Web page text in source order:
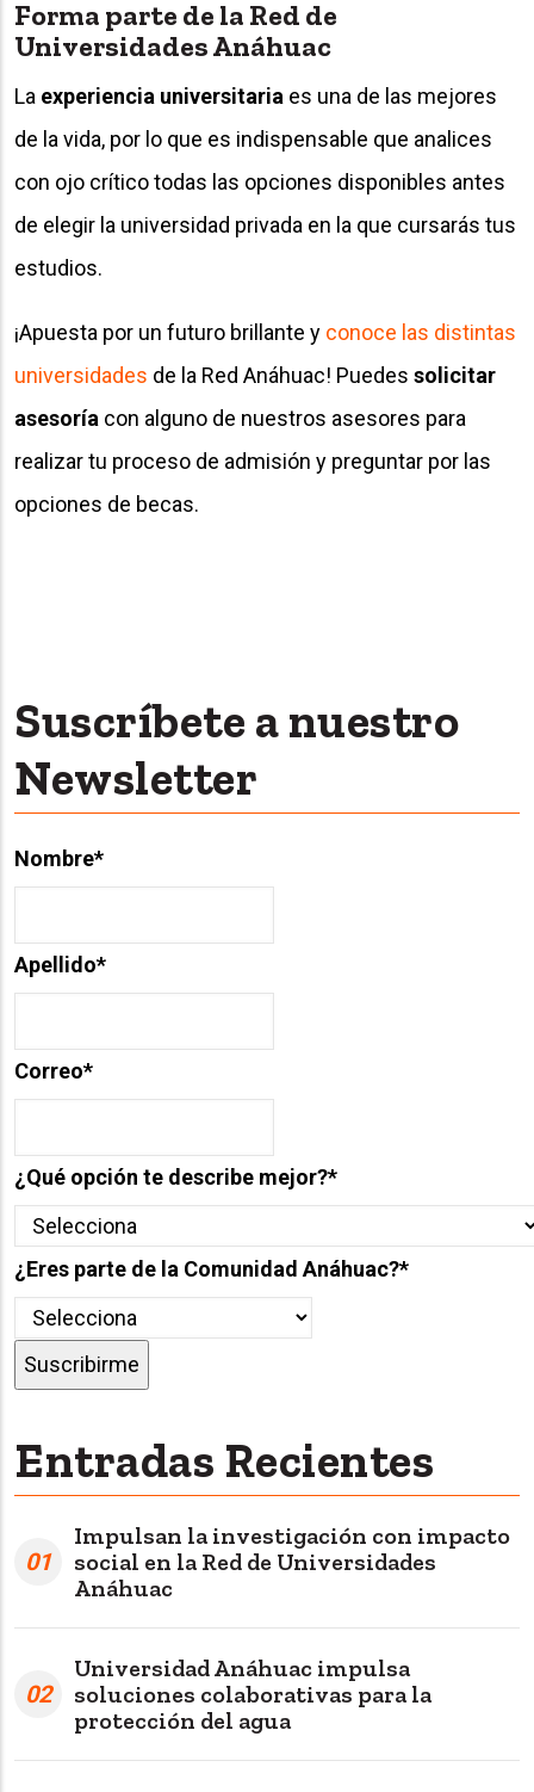
Forma parte de la Red de
Universidades Anáhuac
La experiencia universitaria es una de las mejores
de la vida, por lo que es indispensable que analices
con ojo crítico todas las opciones disponibles antes
de elegir la universidad privada en la que cursarás tus
estudios.
¡Apuesta por un futuro brillante y conoce las distintas
universidades de la Red Anáhuac! Puedes solicitar
asesoría con alguno de nuestros asesores para
realizar tu proceso de admisión y preguntar por las
opciones de becas.
Suscríbete a nuestro
Newsletter
Nombre*
Apellido*
Correo*
¿Qué opción te describe mejor?*
¿Eres parte de la Comunidad Anáhuac?*
Entradas Recientes
01
Impulsan la investigación con impacto
social en la Red de Universidades
Anáhuac
02
Universidad Anáhuac impulsa
soluciones colaborativas para la
protección del agua